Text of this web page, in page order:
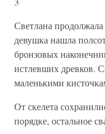
Светлана
девушка нашла
бронзовых
истлевших древков.
маленькими
От скелета
порядке, остальное